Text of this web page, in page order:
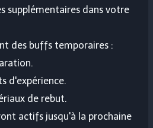
supplémentaires dans votre
des buffs temporaires :
d'expérience.
de rebut.
actifs jusqu'à la prochaine